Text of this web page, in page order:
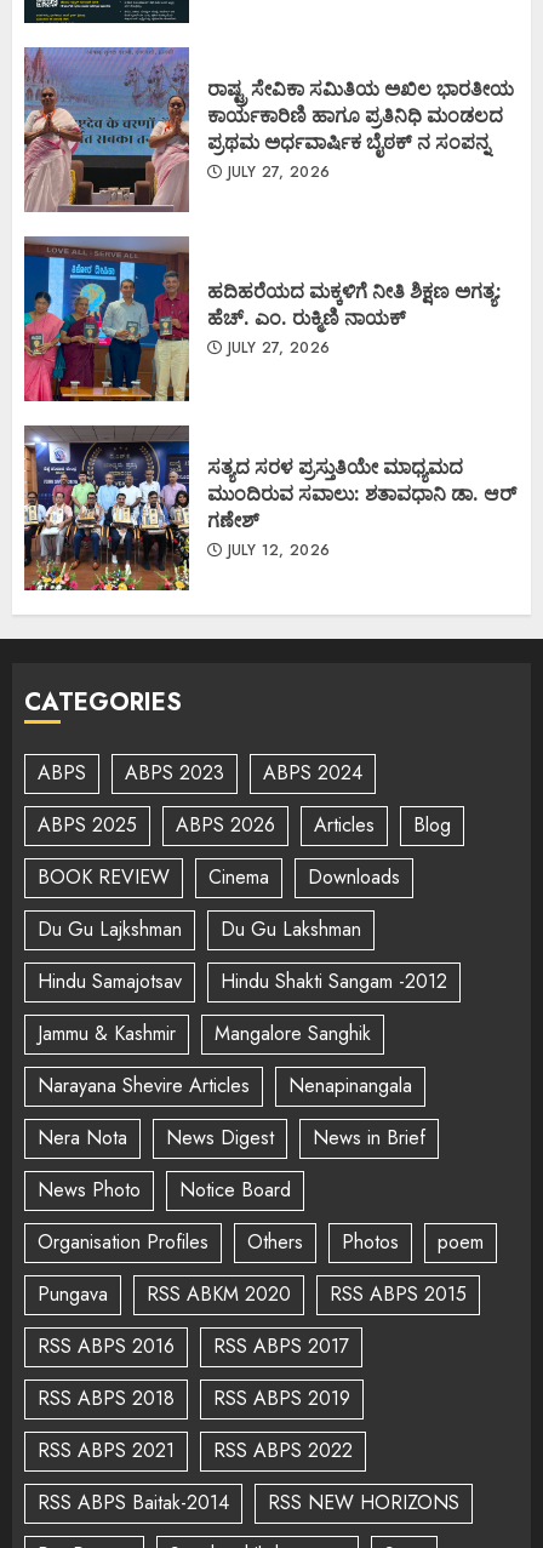
ರಾಷ್ಟ್ರ ಸೇವಿಕಾ ಸಮಿತಿಯ ಅಖಿಲ ಭಾರತೀಯ
ಕಾರ್ಯಕಾರಿಣಿ ಹಾಗೂ ಪ್ರತಿನಿಧಿ ಮಂಡಲದ
ಪ್ರಥಮ ಅರ್ಧವಾರ್ಷಿಕ ಬೈಠಕ್ ನ ಸಂಪನ್ನ
JULY 27, 2026
ಹದಿಹರೆಯದ ಮಕ್ಕಳಿಗೆ ನೀತಿ ಶಿಕ್ಷಣ ಅಗತ್ಯ:
ಹೆಚ್. ಎಂ. ರುಕ್ಮಿಣಿ ನಾಯಕ್
JULY 27, 2026
ಸತ್ಯದ ಸರಳ ಪ್ರಸ್ತುತಿಯೇ ಮಾಧ್ಯಮದ
ಮುಂದಿರುವ ಸವಾಲು: ಶತಾವಧಾನಿ ಡಾ. ಆರ್
ಗಣೇಶ್
JULY 12, 2026
CATEGORIES
ABPS ABPS 2023
ABPS 2024
ABPS 2025
ABPS 2026 Articles
Blog
BOOK REVIEW
Cinema
Downloads
Du Gu Lajkshman
Du Gu Lakshman
Hindu Samajotsav
Hindu Shakti Sangam -2012
Jammu & Kashmir
Mangalore Sanghik
Narayana Shevire Articles
Nenapinangala
Nera Nota
News Digest
News in Brief
News Photo
Notice Board
Organisation Profiles
Others Photos
poem
Pungava
RSS ABKM 2020
RSS ABPS 2015
RSS ABPS 2016
RSS ABPS 2017
RSS ABPS 2018
RSS ABPS 2019
RSS ABPS 2021
RSS ABPS 2022
RSS ABPS Baitak-2014
RSS NEW HORIZONS